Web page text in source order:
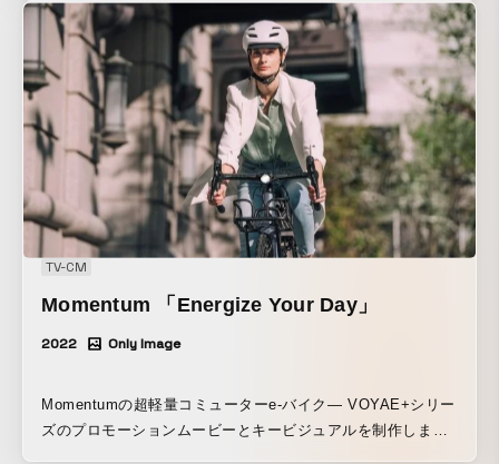
ーという2つの特徴を強調するため、ターゲット層のライフス
タイルに基づいた6つのシーンをデザインしています。アウト
ドアを楽しんだり、子どもやペットと一緒に過ごしたり、さ
まざまなライフスタイルでPakYakが活躍することをアピール
しています。
TV-CM
Momentum 「Energize Your Day」
2022 Only Image
Momentumの超軽量コミューターe-バイク— VOYAE+シリー
ズのプロモーションムービーとキービジュアルを制作しまし